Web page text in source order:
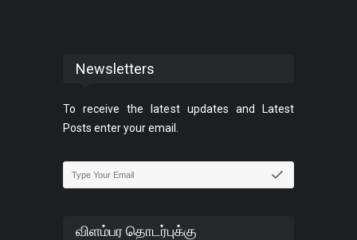
Newsletters
To receive the latest updates and Latest
Posts enter your email.
விளம்பர தொடர்புக்கு